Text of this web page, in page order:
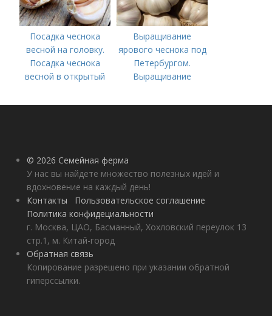
Посадка чеснока
весной на головку.
Посадка чеснока
весной в открытый
Выращивание
ярового чеснока под
Петербургом.
Выращивание
важных моментов
© 2026 Семейная ферма
У нас вы найдете множество полезных идей и
вдохновение на каждый день!
Контакты
Пользовательское соглашение
Политика конфидециальности
г. Москва, ЦАО, Басманный, Хохловский переулок 13
стр.1, м. Китай-город
Обратная связь
Копирование разрешено при указании обратной
гиперссылки.